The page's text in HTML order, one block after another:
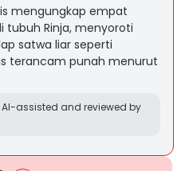
mengungkap empat
tubuh Rinja, menyoroti
satwa liar seperti
terancam punah menurut
assisted and reviewed by